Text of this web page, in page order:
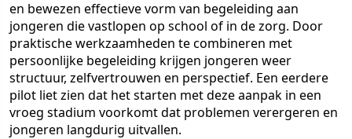
en bewezen effectieve vorm van begeleiding aan
jongeren die vastlopen op school of in de zorg. Door
praktische werkzaamheden te combineren met
persoonlijke begeleiding krijgen jongeren weer
structuur, zelfvertrouwen en perspectief. Een eerdere
pilot liet zien dat het starten met deze aanpak in een
vroeg stadium voorkomt dat problemen verergeren en
jongeren langdurig uitvallen.